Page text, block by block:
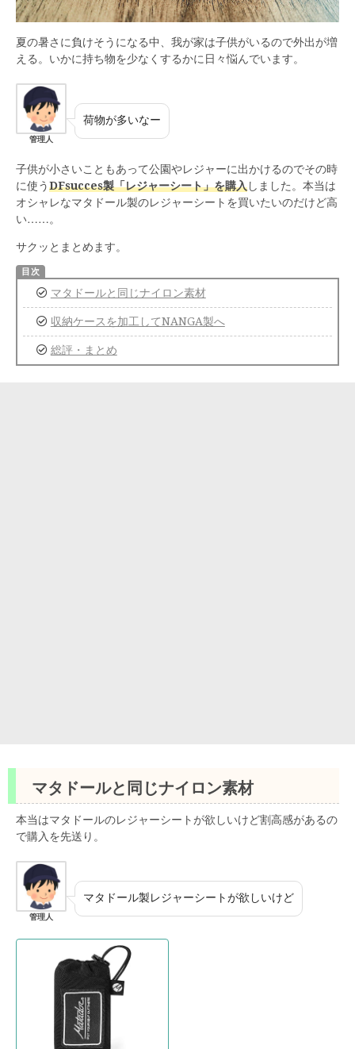
夏の暑さに負けそうになる中、我が家は子供がいるので外出が増
える。いかに持ち物を少なくするかに日々悩んでいます。
管理人
荷物が多いなー
子供が小さいこともあって公園やレジャーに出かけるのでその時
に使うDFsucces製「レジャーシート」を購入しました。本当は
オシャレなマタドール製のレジャーシートを買いたいのだけど高
い……。
サクッとまとめます。
マタドールと同じナイロン素材
収納ケースを加工してNANGA製へ
総評・まとめ
マタドールと同じナイロン素材
本当はマタドールのレジャーシートが欲しいけど割高感があるの
で購入を先送り。
管理人
マタドール製レジャーシートが欲しいけど